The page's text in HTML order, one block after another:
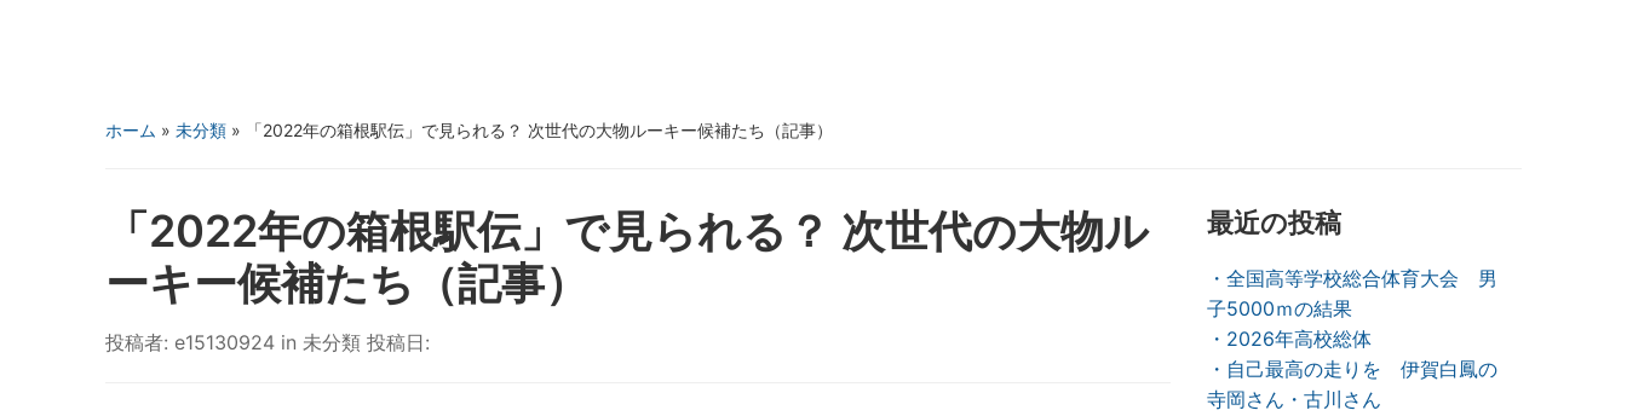
ホーム » 未分類 » 「2022年の箱根駅伝」で見られる？ 次世代の大物ルーキー候補たち（記事）
「2022年の箱根駅伝」で見られる？ 次世代の大物ル
ーキー候補たち（記事）
投稿者: e15130924 in 未分類 投稿日:
最近の投稿
・全国高等学校総合体育大会 男
子5000ｍの結果
・2026年高校総体
・自己最高の走りを 伊賀白鳳の
寺岡さん・古川さん